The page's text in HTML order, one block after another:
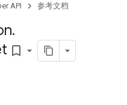
API 参考文档
.
bookmark_border